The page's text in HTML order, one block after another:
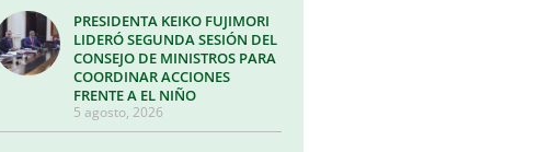
PRESIDENTA KEIKO FUJIMORI
LIDERÓ SEGUNDA SESIÓN DEL
CONSEJO DE MINISTROS PARA
COORDINAR ACCIONES
FRENTE A EL NIÑO
5 agosto, 2026